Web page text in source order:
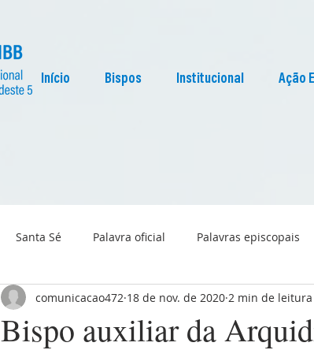
Início Bispos Institucional Ação
Santa Sé Palavra oficial Palavras episcopais
Igreja no Mundo Liturgia Pascom Maranhão
Bispo auxiliar da
comunicacao472 18 de nov. de 2020 2 min de leitura